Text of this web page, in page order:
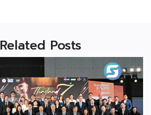
Related Posts